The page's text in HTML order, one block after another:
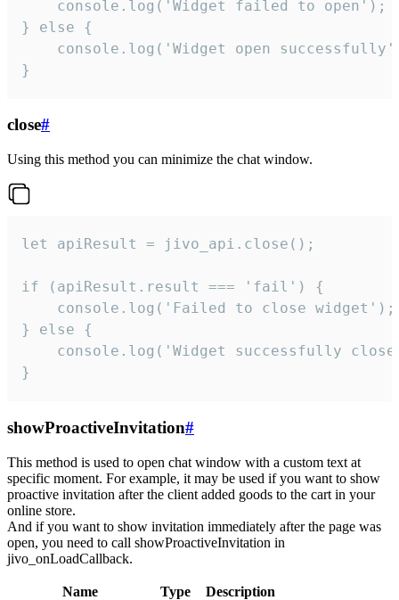
    console.log('Widget failed to open');
} else {
console.log('Widget open
}
close#
Using this method you can minimize the chat window.
let apiResult = jivo_api.close();
if (apiResult.result === 'fail') {
    console.log('Failed to close widget');
} else {
console.log('Widget successfully
}
showProactiveInvitation#
This method is used to open chat window with a custom text at
specific moment. For example, it may be used if you want to show
proactive invitation after the client added goods to the cart in your
online store.
And if you want to show invitation immediately after the page was
open, you need to call showProactiveInvitation in
jivo_onLoadCallback.
Name Type
Description